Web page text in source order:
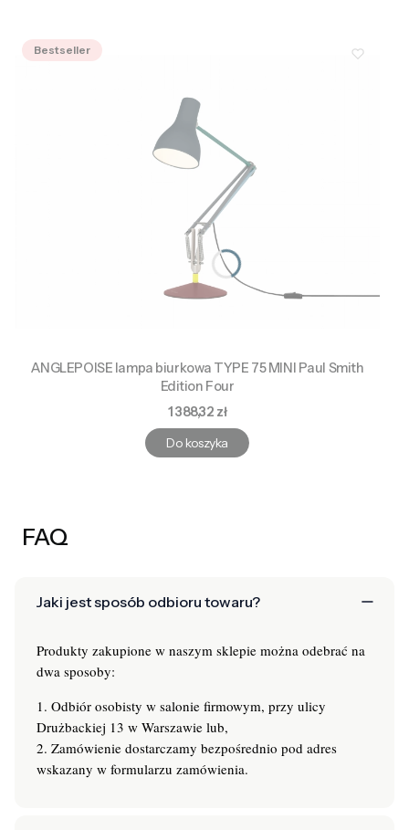
Bestseller
ANGLEPOISE lampa biurkowa TYPE 75 MINI Paul Smith
Edition Four
Cena
1 388,32 zł
Do koszyka
FAQ
Jaki jest sposób odbioru towaru?
Produkty zakupione w naszym sklepie można odebrać na
dwa sposoby:
1. Odbiór osobisty w salonie firmowym, przy ulicy
Drużbackiej 13 w Warszawie lub,
2. Zamówienie dostarczamy bezpośrednio pod adres
wskazany w formularzu zamówienia.